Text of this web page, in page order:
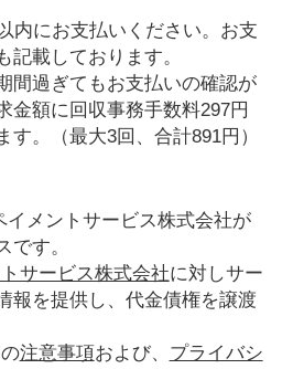
内にお支払いください。お支
記載しております。
間過ぎてもお支払いの確認が
金額に回収事務手数料297円
す。（最大3回、合計891円）
イメントサービス株式会社が
です。
サービス株式会社に対しサー
報を提供し、代金債権を譲渡
注意事項および、 プライバシ